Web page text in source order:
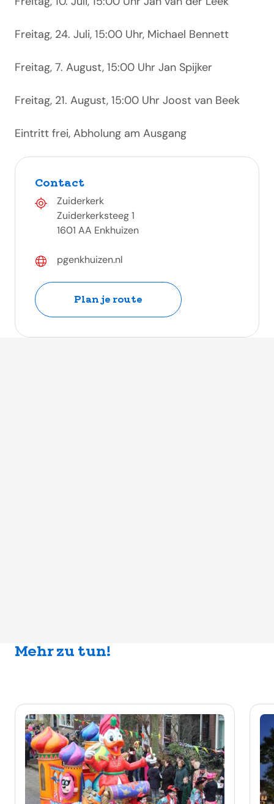
Freitag, 24. Juli, 15:00 Uhr, Michael Bennett
Freitag, 7. August, 15:00 Uhr Jan Spijker
Freitag, 21. August, 15:00 Uhr Joost van Beek
Eintritt frei, Abholung am Ausgang
Contact
Zuiderkerk
Zuiderkerksteeg 1
1601 AA Enkhuizen
pgenkhuizen.nl
Plan je route
Mehr zu tun!